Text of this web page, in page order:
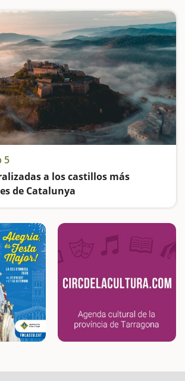
5
a los castillos más
de Catalunya